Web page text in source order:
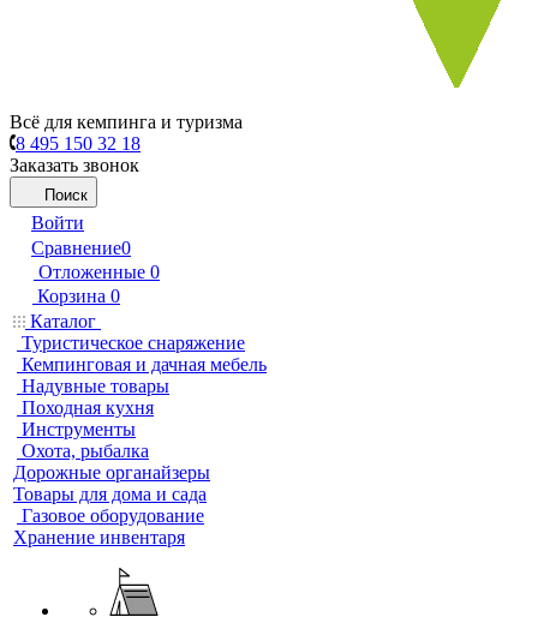
Всё для кемпинга и туризма
8 495 150 32 18
Заказать звонок
Поиск
Войти
Сравнение0
Отложенные 0
Корзина 0
Каталог
Туристическое снаряжение
Кемпинговая и дачная мебель
Надувные товары
Походная кухня
Инструменты
Охота, рыбалка
Дорожные органайзеры
Товары для дома и сада
Газовое оборудование
Хранение инвентаря